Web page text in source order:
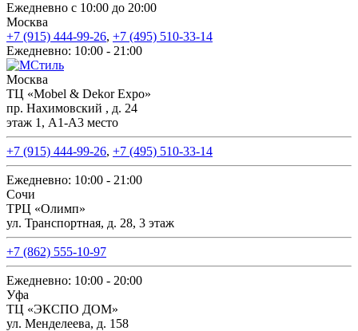
Ежедневно с 10:00 до 20:00
Москва
+7 (915) 444-99-26, +7 (495) 510-33-14
Ежедневно: 10:00 - 21:00
Москва
ТЦ «Mobel & Dekor Expo»
пр. Нахимовский , д. 24
этаж 1, А1-А3 место
+7 (915) 444-99-26, +7 (495) 510-33-14
Ежедневно: 10:00 - 21:00
Сочи
ТРЦ «Олимп»
ул. Транспортная, д. 28, 3 этаж
+7 (862) 555-10-97
Ежедневно: 10:00 - 20:00
Уфа
ТЦ «ЭКСПО ДОМ»
ул. Менделеева, д. 158